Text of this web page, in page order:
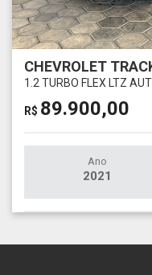
CHEVROLET
1.2 TURBO FLEX LTZ
R$ 89.900,00
Ano
2021